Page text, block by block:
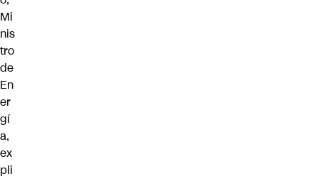
Mi
nis
tro
de
En
er
gí
a,
ex
pli